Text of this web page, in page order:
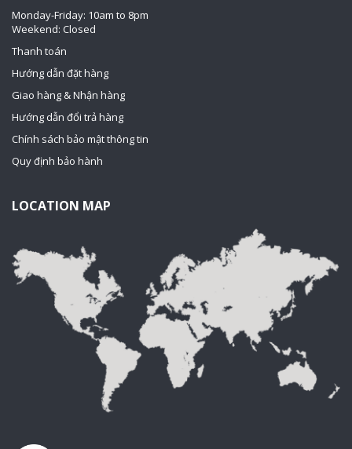
Monday-Friday: 10am to 8pm
Weekend: Closed
Thanh toán
Hướng dẫn đặt hàng
Giao hàng & Nhận hàng
Hướng dẫn đổi trả hàng
Chính sách bảo mật thông tin
Quy định bảo hành
LOCATION MAP